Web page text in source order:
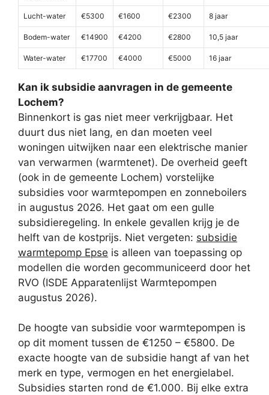
Lucht-water €5300 €1600 €2300 8 jaar
Bodem-water €14900 €4200 €2800 10,5 jaar
Water-water €17700 €4000 €5000 16 jaar
Kan ik subsidie aanvragen in de gemeente
Lochem?
Binnenkort is gas niet meer verkrijgbaar. Het
duurt dus niet lang, en dan moeten veel
woningen uitwijken naar een elektrische manier
van verwarmen (warmtenet). De overheid geeft
(ook in de gemeente Lochem) vorstelijke
subsidies voor warmtepompen en zonneboilers
in augustus 2026. Het gaat om een gulle
subsidieregeling. In enkele gevallen krijg je de
helft van de kostprijs. Niet vergeten: subsidie
warmtepomp Epse is alleen van toepassing op
modellen die worden gecommuniceerd door het
RVO (ISDE Apparatenlijst Warmtepompen
augustus 2026).
De hoogte van subsidie voor warmtepompen is
op dit moment tussen de €1250 – €5800. De
exacte hoogte van de subsidie hangt af van het
merk en type, vermogen en het energielabel.
Subsidies starten rond de €1.000. Bij elke extra